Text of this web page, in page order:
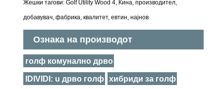
Жешки тагови: Golf Utility Wood 4, Кина, производител,
добавувач, фабрика, квалитет, евтин, најнов
Ознака на производот
голф комунално дрво
IDIVIDI: u дрво голф хибриди за голф